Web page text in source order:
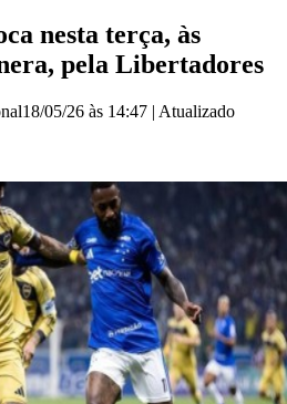
nesta terça, às
pela Libertadores
18/05/26 às 14:47 | Atualizado